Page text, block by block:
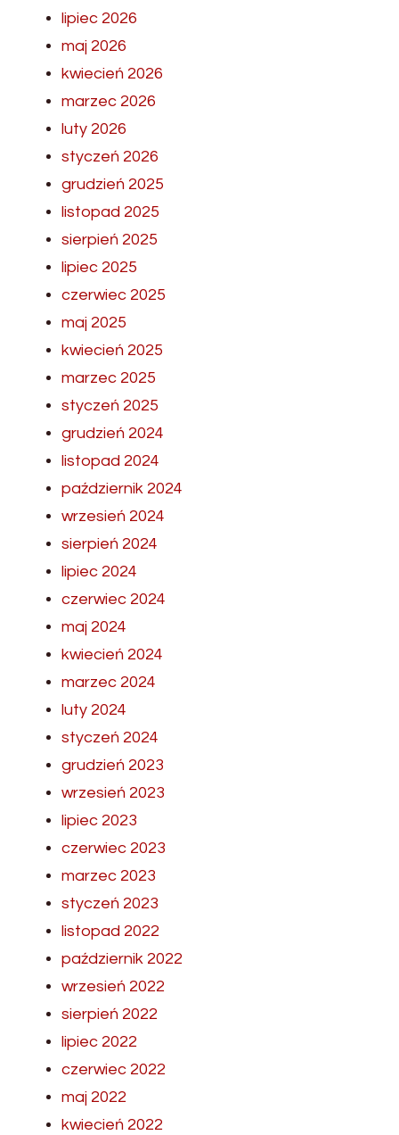
lipiec 2026
maj 2026
kwiecień 2026
marzec 2026
luty 2026
styczeń 2026
grudzień 2025
listopad 2025
sierpień 2025
lipiec 2025
czerwiec 2025
maj 2025
kwiecień 2025
marzec 2025
styczeń 2025
grudzień 2024
listopad 2024
październik 2024
wrzesień 2024
sierpień 2024
lipiec 2024
czerwiec 2024
maj 2024
kwiecień 2024
marzec 2024
luty 2024
styczeń 2024
grudzień 2023
wrzesień 2023
lipiec 2023
czerwiec 2023
marzec 2023
styczeń 2023
listopad 2022
październik 2022
wrzesień 2022
sierpień 2022
lipiec 2022
czerwiec 2022
maj 2022
kwiecień 2022